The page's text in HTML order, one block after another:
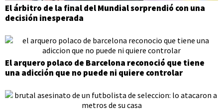
El árbitro de la final del Mundial sorprendió con una
decisión inesperada
El arquero polaco de Barcelona reconoció que tiene
una adicción que no puede ni quiere controlar